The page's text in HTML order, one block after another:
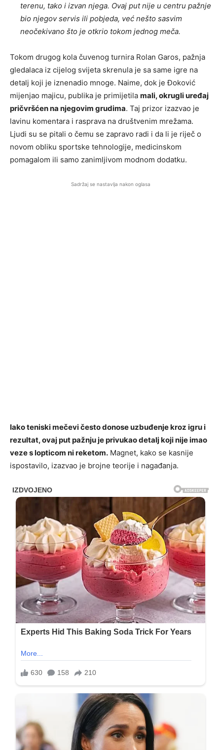
terenu, tako i izvan njega. Ovaj put nije u centru pažnje
bio njegov servis ili pobjeda, već nešto sasvim
neočekivano što je otkrio tokom jednog meča.
Tokom drugog kola čuvenog turnira Rolan Garos, pažnja
gledalaca iz cijelog svijeta skrenula je sa same igre na
detalj koji je iznenadio mnoge. Naime, dok je Đoković
mijenjao majicu, publika je primijetila mali, okrugli uređaj
pričvršćen na njegovim grudima. Taj prizor izazvao je
lavinu komentara i rasprava na društvenim mrežama.
Ljudi su se pitali o čemu se zapravo radi i da li je riječ o
novom obliku sportske tehnologije, medicinskom
pomagalom ili samo zanimljivom modnom dodatku.
Sadržaj se nastavlja nakon oglasa
Iako teniski mečevi često donose uzbuđenje kroz igru i
rezultat, ovaj put pažnju je privukao detalj koji nije imao
veze s lopticom ni reketom. Magnet, kako se kasnije
ispostavilo, izazvao je brojne teorije i nagađanja.